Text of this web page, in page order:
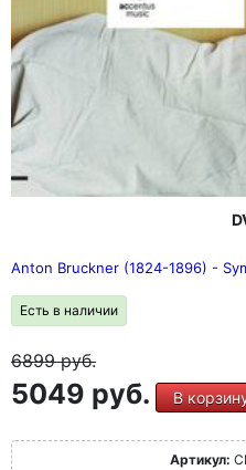
Anton Bruckner (1824-1896) -
Есть в наличии
6899руб.
5049 руб. В
Артикул: